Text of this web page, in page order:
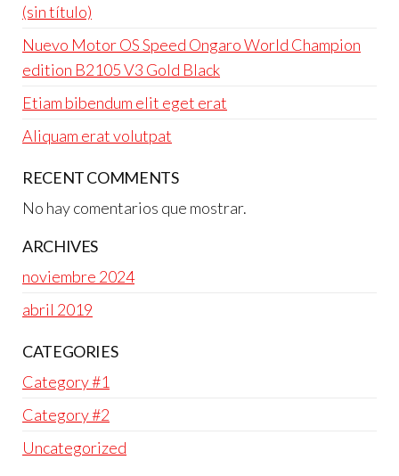
(sin título)
Nuevo Motor OS Speed Ongaro World Champion
edition B2105 V3 Gold Black
Etiam bibendum elit eget erat
Aliquam erat volutpat
RECENT COMMENTS
No hay comentarios que mostrar.
ARCHIVES
noviembre 2024
abril 2019
CATEGORIES
Category #1
Category #2
Uncategorized